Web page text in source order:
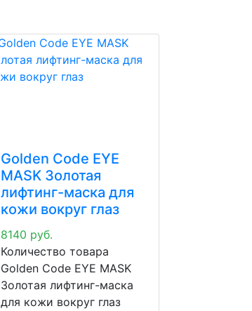
Golden Code EYE
MASK Золотая
лифтинг-маска для
кожи вокруг глаз
8140 руб.
Количество товара
Golden Code EYE MASK
Золотая лифтинг-маска
для кожи вокруг глаз